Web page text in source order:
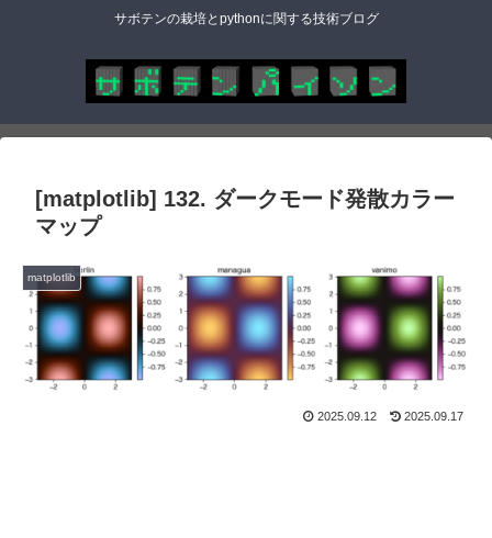
サボテンの栽培とpythonに関する技術ブログ
[matplotlib] 132. ダークモード発散カラー
マップ
matplotlib
2025.09.12 2025.09.17